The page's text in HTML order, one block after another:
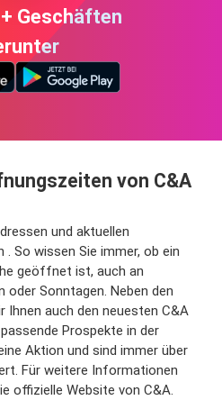
Geschäften
von C&A
und aktuellen
So wissen Sie immer, ob ein
geöffnet ist, auch an
Sonntagen. Neben den
auch den neuesten C&A
Prospekte in der
Aktion und sind immer über
Für weitere Informationen
offizielle Website von C&A.